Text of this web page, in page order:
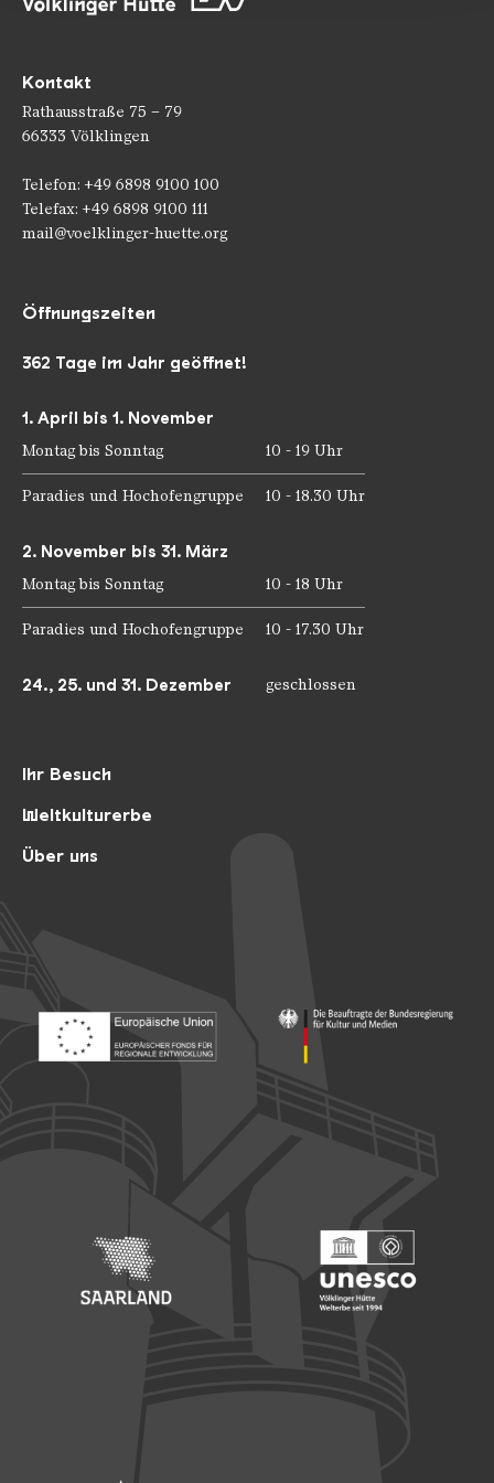
Kontakt
Rathausstraße 75 – 79
66333 Völklingen
Telefon: +49 6898 9100 100
Telefax: +49 6898 9100 111
mail@voelklinger-huette.org
Ihr Besuch
Weltkulturerbe
Über uns
Öffnungszeiten
362 Tage im Jahr geöffnet!
1. April bis 1. November
Montag bis Sonntag 10 - 19 Uhr
Paradies und Hochofengruppe 10 - 18.30 Uhr
2. November bis 31. März
Montag bis Sonntag 10 - 18 Uhr
Paradies und Hochofengruppe 10 - 17.30 Uhr
24., 25. und 31. Dezember geschlossen